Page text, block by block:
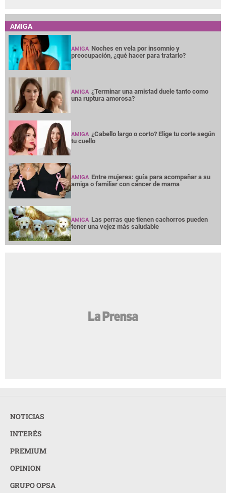
AMIGA
AMIGA Noches en vela por insomnio y
preocupación, ¿qué hacer para tratarlo?
AMIGA ¿Terminar una amistad duele tanto como
una ruptura amorosa?
AMIGA ¿Cabello largo o corto? Elige tu corte según
tu cuello
AMIGA Entre mujeres: guía para acompañar a su
amiga o familiar con cáncer de mama
AMIGA Las perras que tienen cachorros pueden
tener una vejez más saludable
NOTICIAS
INTERÉS
PREMIUM
OPINION
GRUPO OPSA